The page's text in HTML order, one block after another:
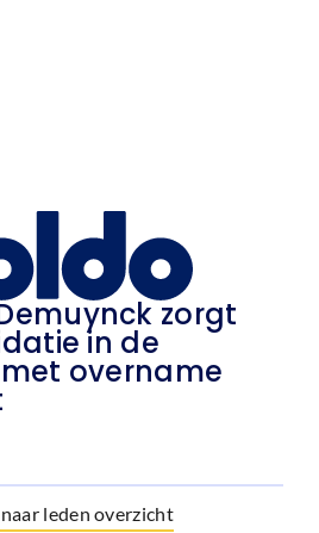
zorgt
in de
overname
leden overzicht